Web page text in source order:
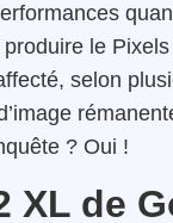
produire le
selon
? Oui !
XL de